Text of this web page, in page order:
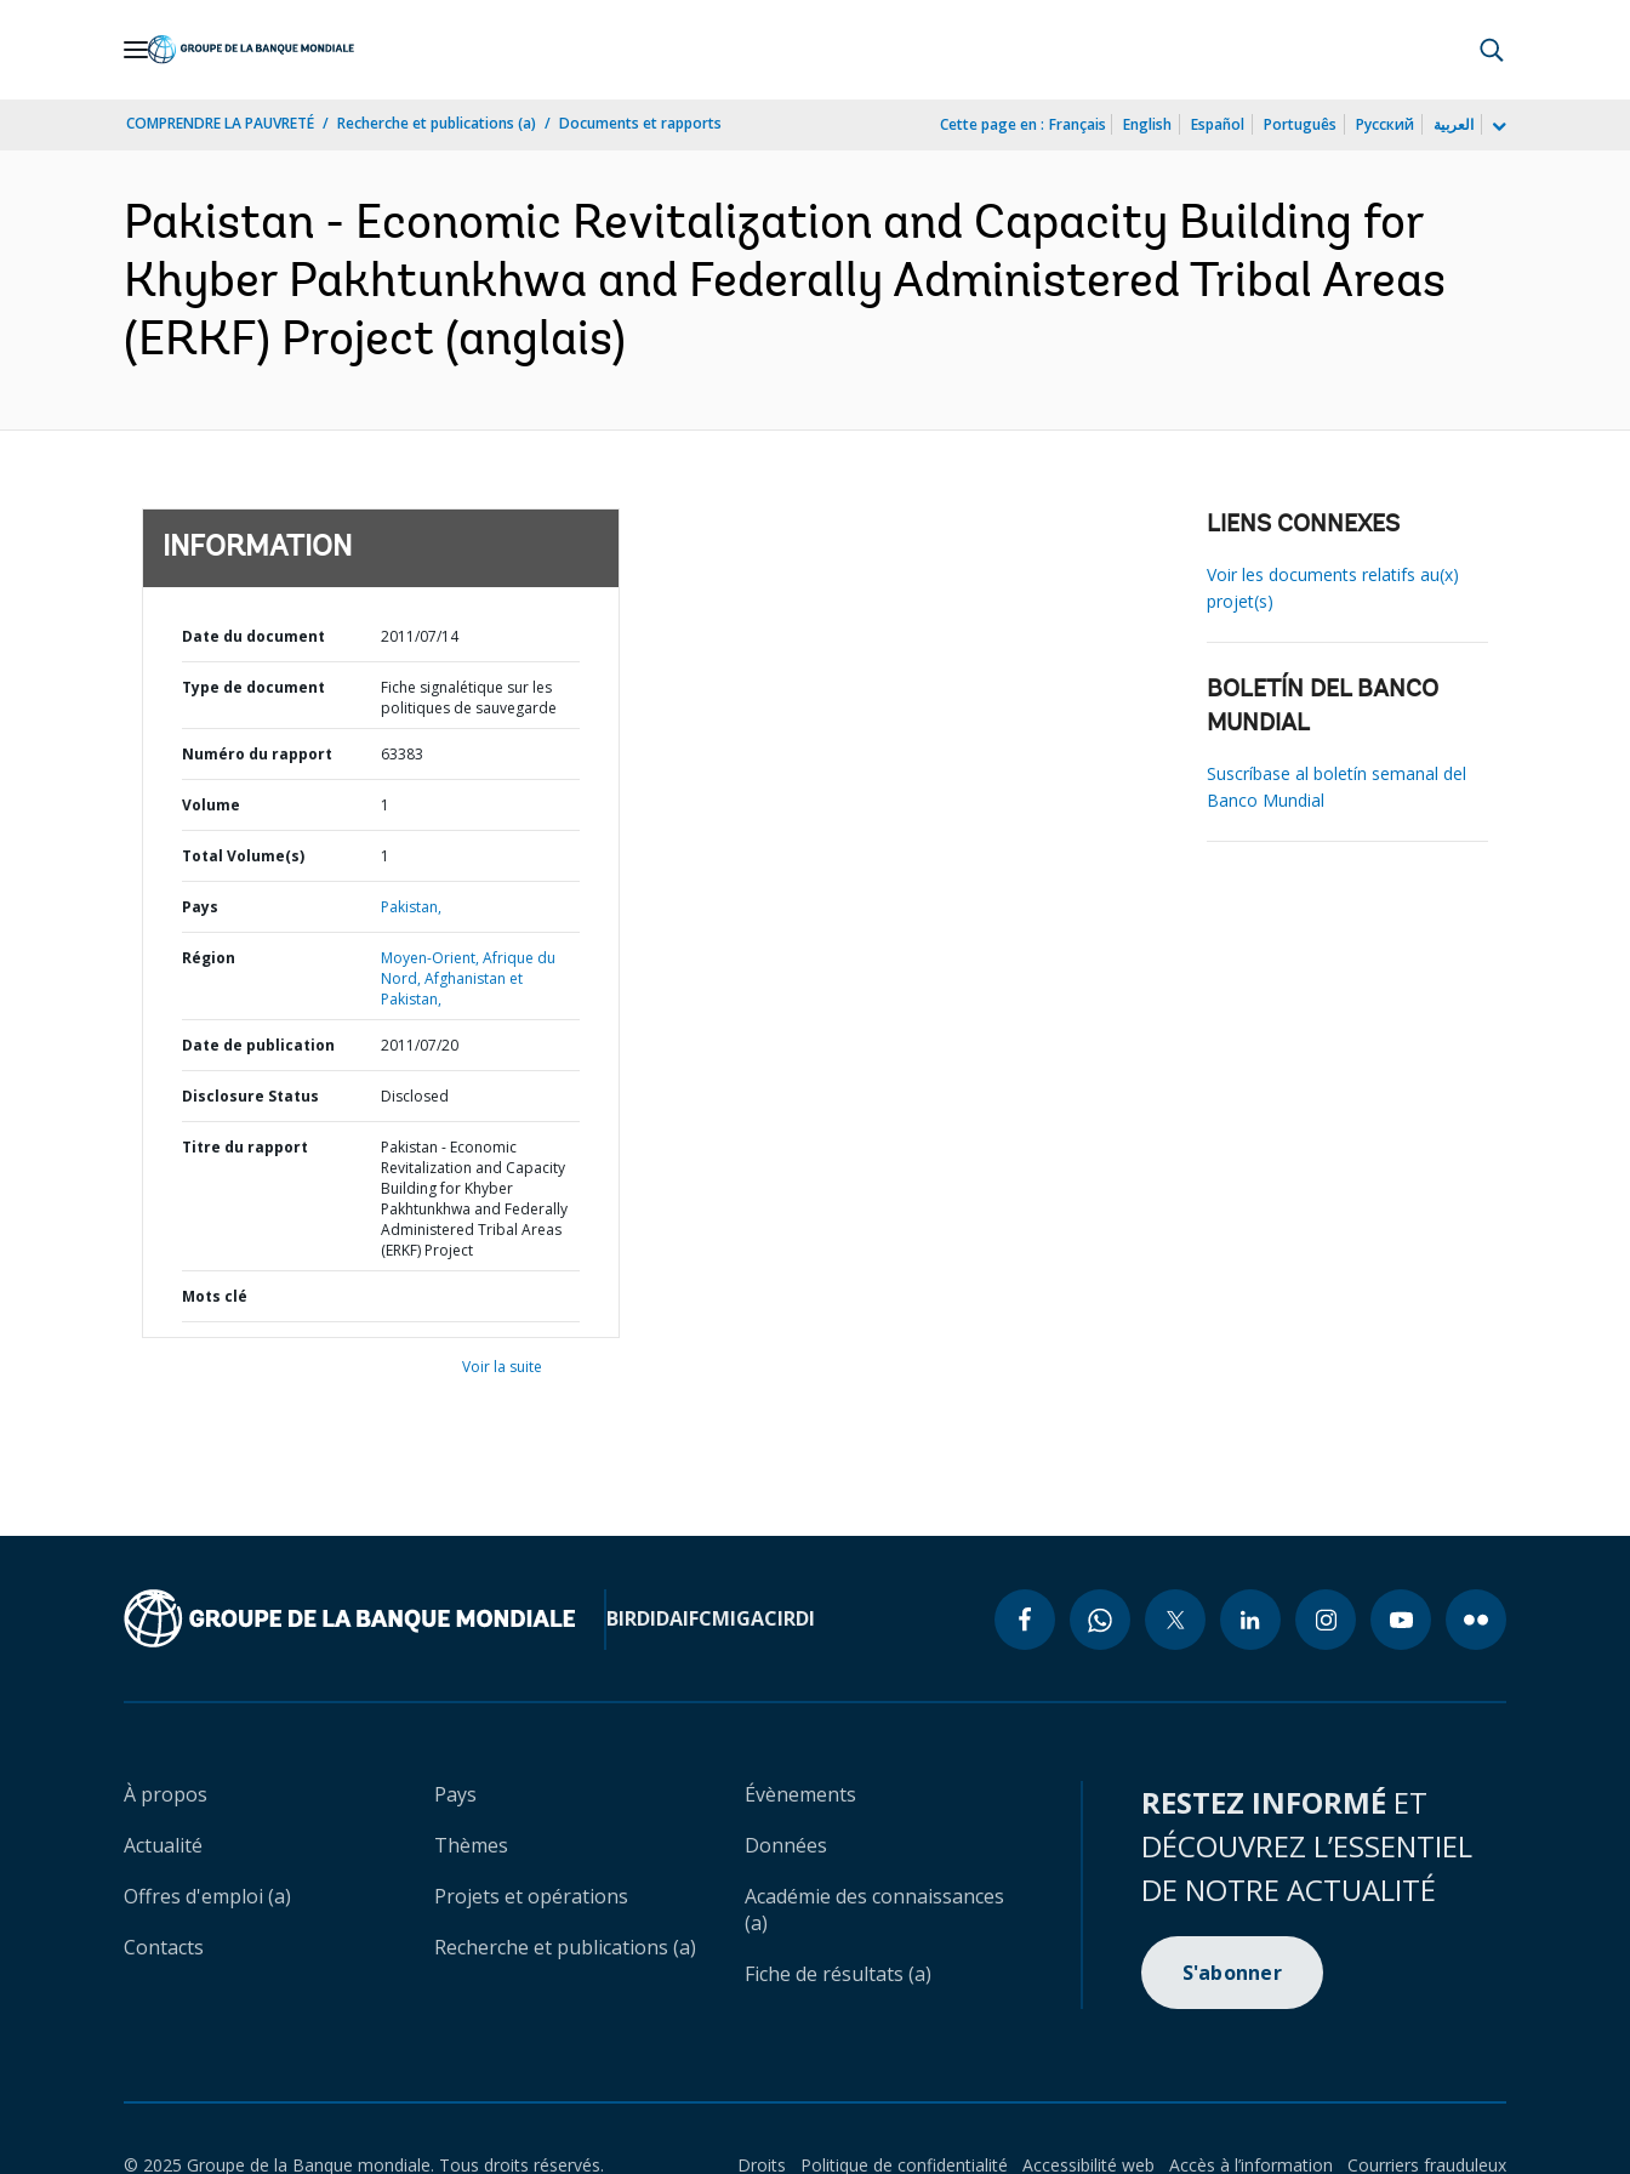
COMPRENDRE LA PAUVRETÉ Recherche et publications (a) Documents et rapports Cette page en : Français English Español Português Русский العربية
Pakistan - Economic Revitalization and Capacity Building for
Khyber Pakhtunkhwa and Federally Administered Tribal Areas
(ERKF) Project (anglais)
INFORMATION
Date du document 2011/07/14
Type de document
Fiche signalétique sur les
politiques de sauvegarde
Numéro du rapport 63383
Volume 1
Total Volume(s) 1
Pays Pakistan,
Région
Moyen-Orient, Afrique du
Nord, Afghanistan et
Pakistan,
Date de publication 2011/07/20
Disclosure Status Disclosed
Titre du rapport
Pakistan - Economic
Revitalization and Capacity
Building for Khyber
Pakhtunkhwa and Federally
Administered Tribal Areas
(ERKF) Project
Mots clé
Voir la suite
LIENS CONNEXES
Voir les documents relatifs au(x)
projet(s)
BOLETÍN DEL BANCO
MUNDIAL
Suscríbase al boletín semanal del
Banco Mundial
BIRDIDAIFCMIGACIRDI
À propos
Actualité
Offres d'emploi (a)
Contacts
Pays
Thèmes
Projets et opérations
Recherche et publications (a)
Évènements
Données
Académie des connaissances
(a)
Fiche de résultats (a)
RESTEZ INFORMÉ ET
DÉCOUVREZ L’ESSENTIEL
DE NOTRE ACTUALITÉ
S'abonner
© 2025 Groupe de la Banque mondiale. Tous droits réservés. Droits Politique de confidentialité Accessibilité web Accès à l’information Courriers frauduleux